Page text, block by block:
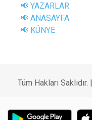
📢 YAZARLAR
📢 ANASAYFA
📢 KÜNYE
Tüm Hakları Saklıdır. |